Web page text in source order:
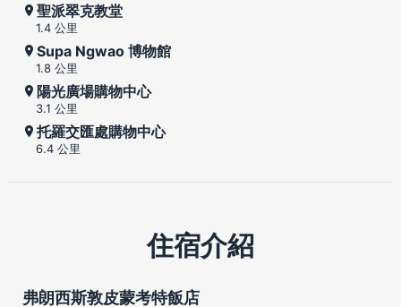
聖派翠克教堂
1.4 公里
Supa Ngwao 博物館
1.8 公里
陽光廣場購物中心
3.1 公里
托羅交匯處購物中心
6.4 公里
住宿介紹
弗朗西斯敦皮蒙考特飯店